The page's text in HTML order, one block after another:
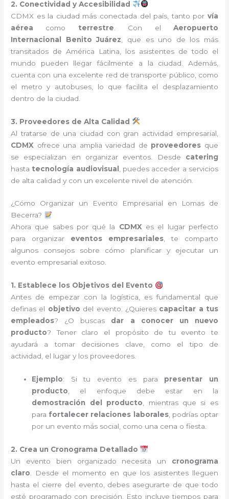
2. Conectividad y Accesibilidad
CDMX es la ciudad más conectada del país, tanto por vía
aérea como terrestre . Con el Aeropuerto
Internacional Benito Juárez , que es uno de los más
transitados de América Latina, los asistentes de todo el
mundo pueden llegar fácilmente a la ciudad. Además,
cuenta con una excelente red de transporte público, como
el metro y autobuses, lo que facilita el desplazamiento
dentro de la ciudad.
3. Proveedores de Alta Calidad
Al tratarse de una ciudad con gran actividad empresarial,
CDMX ofrece una amplia variedad de proveedores que
se especializan en organizar eventos. Desde catering
hasta tecnología audiovisual , puedes acceder a servicios
de alta calidad y con un excelente nivel de atención.
¿Cómo Organizar un Evento Empresarial en Lomas de
Becerra?
Ahora que sabes por qué la CDMXes el lugar perfecto
para organizar eventos empresariales, te comparto
algunos consejos sobre cómo planificar y ejecutar un
evento empresarial exitoso.
1. Establece los Objetivos del Evento
Antes de empezar con la logística, es fundamental que
definas el objetivo del evento. ¿Quieres capacitar a tus
empleados? ¿O buscas dar a conocer un nuevo
producto? Tener claro el propósito de tu evento te
ayudará a tomar decisiones clave, como el tipo de
actividad, el lugar y los proveedores.
Ejemplo: Si tu evento es para presentar un
producto , el enfoque debe estar en la
demostración del producto , mientras que si es
para fortalecer relaciones laborales, podrías optar
por un evento más social, como una cena o fiesta.
2. Crea un Cronograma Detallado
Un evento bien organizado necesita un cronograma
claro . Desde el momento en que los asistentes lleguen
hasta el cierre del evento, debes asegurarte de que todo
esté programado con precisión. Esto incluye tiempos para